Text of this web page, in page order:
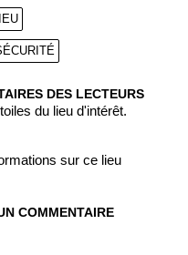
DES LECTEURS
du lieu d'intérêt.
sur ce lieu
COMMENTAIRE